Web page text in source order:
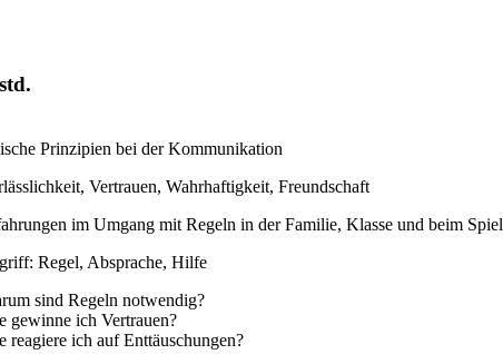
Prinzipien bei der Kommunikation
Vertrauen, Wahrhaftigkeit, Freundschaft
im Umgang mit Regeln in der Familie, Klasse und beim Spiel
Regel, Absprache, Hilfe
sind Regeln notwendig?
gewinne ich Vertrauen?
reagiere ich auf Enttäuschungen?